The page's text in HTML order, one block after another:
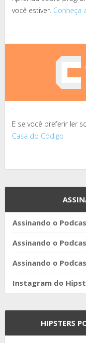
você estiver. Conheça
E se você preferir ler
Casa do Código
Assinando o
Assinando o
Assinando o
Instagram do
HIPSTERS